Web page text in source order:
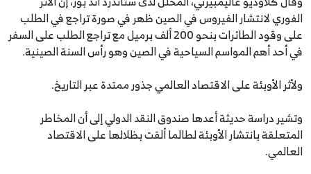
الفوري لانتشار الفيروس في الصين ظهر في صورة تراجع في الطلب
على وقود الطائرات بنحو 200 ألف برميل مع تراجع الطلب على السفر
في أحد أهم المواسم السياحية في الصين وهو رأس السنة الصينية.
ولأثر الأوبئة على الاقتصاد العالمي جذور ممتدة عبر التاريخ.
وتشير دراسة حديثة أعدها صندوق النقد الدولي إلى أن المخاطر
المتعلقة بانتشار الأوبئة لطالما ألقت بظلالها على الاقتصاد
العالمي.